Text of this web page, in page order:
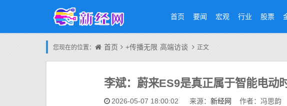
首页 要闻 宏观 行业 股票
您现在的位置： 首页 +传播无限 高端访谈 正文
李斌：蔚来ES9是真正属于智能电动
2026-05-07 18:00:02 来源： 新经网 作者：冯思韵